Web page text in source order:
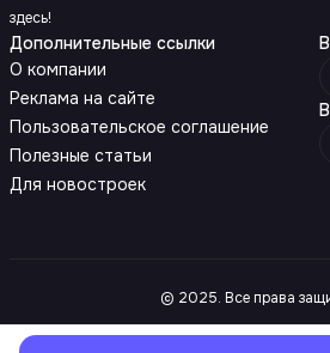
здесь!
Дополнительные ссылки
О компании
Реклама на сайте
Пользовательское соглашение
Полезные статьи
Для новостроек
© 2025. Все права